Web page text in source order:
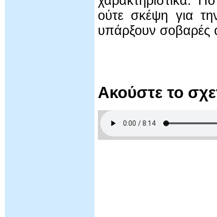
ούτε σκέψη για
υπάρξουν σοβαρές
Ακούστε το